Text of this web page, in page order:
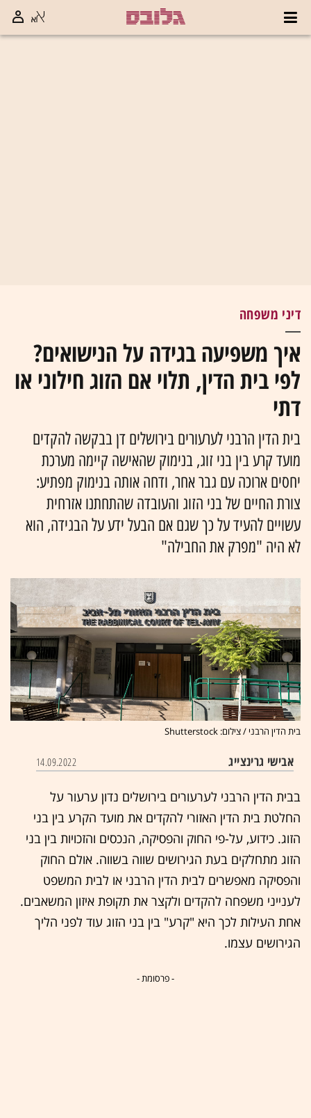
דיני משפחה
איך משפיעה בגידה על הנישואים?
לפי בית הדין, תלוי אם הזוג חילוני או
דתי
בית הדין הרבני לערעורים בירושלים דן בבקשה להקדים
מועד קרע בין בני זוג, בנימוק שהאישה קיימה מערכת
יחסים ארוכה עם גבר אחר, ודחה אותה בנימוק מפתיע:
צורת החיים של בני הזוג והעובדה שהתחתנו אזרחית
עשויים להעיד על כך שגם אם הבעל ידע על הבגידה, הוא
לא היה "מפרק את החבילה"
בית הדין הרבני / צילום: Shutterstock
אבישי גרינצייג 14.09.2022
בבית הדין הרבני לערעורים בירושלים נדון ערעור על
החלטת בית הדין האזורי להקדים את מועד הקרע בין בני
הזוג. כידוע, על-פי החוק והפסיקה, הנכסים והזכויות בין בני
הזוג מתחלקים בעת הגירושים שווה בשווה. אולם החוק
והפסיקה מאפשרים לבית הדין הרבני או לבית המשפט
לענייני משפחה להקדים ולקצר את תקופת איזון המשאבים.
אחת העילות לכך היא "קרע" בין בני הזוג עוד לפני הליך
הגירושים עצמו.
- פרסומת -